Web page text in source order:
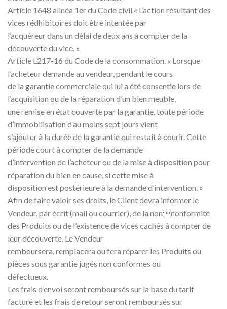
Article 1648 alinéa 1er du Code civil « L’action résultant des
vices rédhibitoires doit être intentée par
l’acquéreur dans un délai de deux ans à compter de la
découverte du vice. »
Article L217-16 du Code de la consommation. « Lorsque
l’acheteur demande au vendeur, pendant le cours
de la garantie commerciale qui lui a été consentie lors de
l’acquisition ou de la réparation d’un bien meuble,
une remise en état couverte par la garantie, toute période
d’immobilisation d’au moins sept jours vient
s’ajouter à la durée de la garantie qui restait à courir. Cette
période court à compter de la demande
d’intervention de l’acheteur ou de la mise à disposition pour
réparation du bien en cause, si cette mise à
disposition est postérieure à la demande d’intervention. »
Afin de faire valoir ses droits, le Client devra informer le
Vendeur, par écrit (mail ou courrier), de la nonconformité
des Produits ou de l’existence de vices cachés à compter de
leur découverte. Le Vendeur
remboursera, remplacera ou fera réparer les Produits ou
pièces sous garantie jugés non conformes ou
défectueux.
Les frais d’envoi seront remboursés sur la base du tarif
facturé et les frais de retour seront remboursés sur